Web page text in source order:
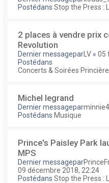
Postédans Stop the Press :
2 places à vendre prix
Revolution
Dernier messagepar LV « 05
Postédans
Concerts & Soirées
Michel legrand
Dernier messagepar
Postédans Musique
Prince's Paisley Park
MPS
Dernier messagepar
09 décembre 2018, 22:24
Postédans Stop the Press :